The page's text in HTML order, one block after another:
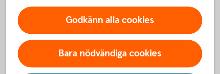
Dagliga bolagsanalyser, börskommentarer,
aktierekommendationer, förvaltarkommentarer och
tips runt pension och privatekonomi.
Aktiellt (swedbank-aktiellt.se)
Godkänn alla cookies
Bara nödvändiga cookies